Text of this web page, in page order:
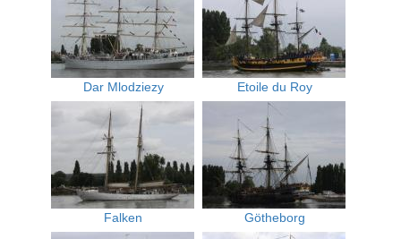
Dar Mlodziezy Etoile du Roy
Falken Götheborg